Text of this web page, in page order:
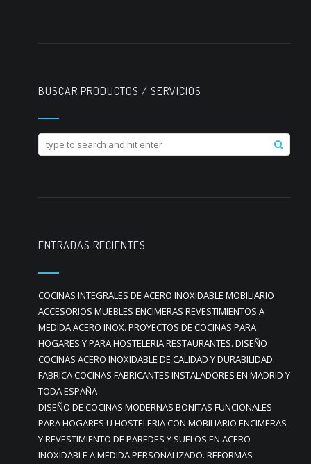
BUSCAR PRODUCTOS / SERVICIOS
ENTRADAS RECIENTES
COCINAS INTEGRALES DE ACERO INOXIDABLE MOBILIARIO
ACCESORIOS MUEBLES ENCIMERAS REVESTIMIENTOS A
MEDIDA ACERO INOX. PROYECTOS DE COCINAS PARA
HOGARES Y PARA HOSTELERIA RESTAURANTES. DISEÑO
COCINAS ACERO INOXIDABLE DE CALIDAD Y DURABILIDAD.
FABRICA COCINAS FABRICANTES INSTALADORES EN MADRID Y
TODA ESPAÑA
DISEÑO DE COCINAS MODERNAS BONITAS FUNCIONALES
PARA HOGARES U HOSTELERIA CON MOBILIARIO ENCIMERAS
Y REVESTIMIENTO DE PAREDES Y SUELOS EN ACERO
INOXIDABLE A MEDIDA PERSONALIZADO. REFORMAS